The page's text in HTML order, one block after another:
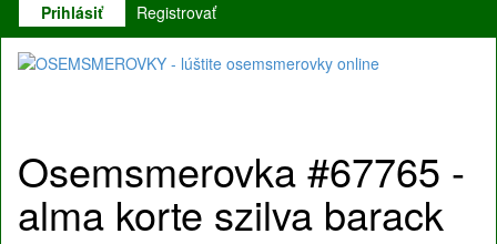
Prihlásiť Registrovať
Osemsmerovka #67765 -
alma korte szilva barack